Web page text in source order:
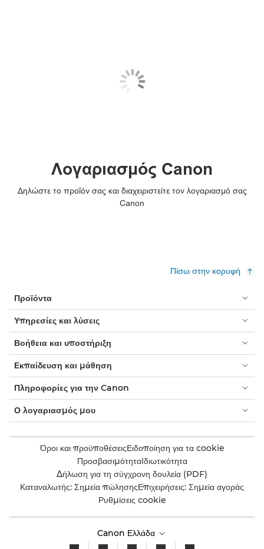
Λογαριασμός Canon
Δηλώστε το προϊόν σας και διαχειριστείτε τον λογαριασμό σας
Canon
Πίσω στην κορυφή
Προϊόντα
Υπηρεσίες και λύσεις
Βοήθεια και υποστήριξη
Εκπαίδευση και μάθηση
Πληροφορίες για την Canon
Ο λογαριασμός μου
Όροι και προϋποθέσειςΕιδοποίηση για τα cookie
ΠροσβασιμότηταΙδιωτικότητα
Δήλωση για τη σύγχρονη δουλεία (PDF)
Καταναλωτής: Σημεία πώλησηςΕπιχειρήσεις: Σημεία αγοράς
Ρυθμίσεις cookie
Canon Ελλάδα